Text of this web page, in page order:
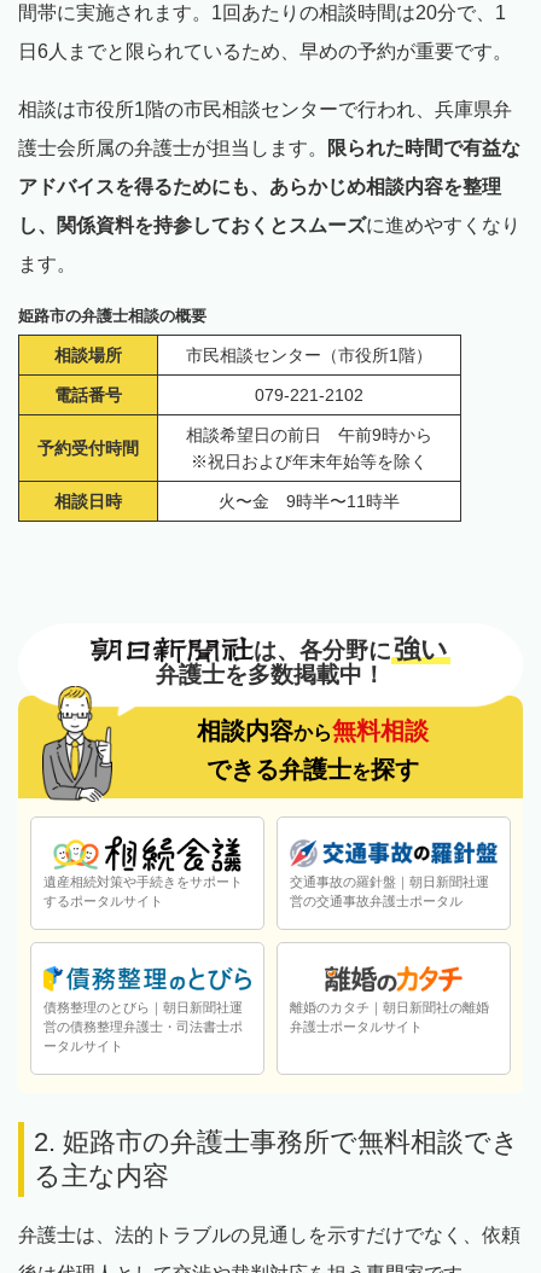
間帯に実施されます。1回あたりの相談時間は20分で、1
日6人までと限られているため、早めの予約が重要です。
相談は市役所1階の市民相談センターで行われ、兵庫県弁
護士会所属の弁護士が担当します。
限られた時間で有益な
アドバイスを得るためにも、あらかじめ相談内容を整理
し、関係資料を持参しておくとスムーズに進めやすくなり
ます。
姫路市の弁護士相談の概要
相談場所 市民相談センター（市役所1階）
電話番号 079-221-2102
予約受付時間
相談希望日の前日 午前9時から
※祝日および年末年始等を除く
相談日時 火〜金 9時半〜11時半
は、各分野に強い
弁護士を多数掲載中！
相談内容から無料相談
できる弁護士を探す
遺産相続対策や手続きをサポート
するポータルサイト
交通事故の羅針盤｜朝日新聞社運
営の交通事故弁護士ポータル
債務整理のとびら｜朝日新聞社運
営の債務整理弁護士・司法書士ポ
ータルサイト
離婚のカタチ｜朝日新聞社の離婚
弁護士ポータルサイト
2. 姫路市の弁護士事務所で無料相談でき
る主な内容
弁護士は、法的トラブルの見通しを示すだけでなく、依頼